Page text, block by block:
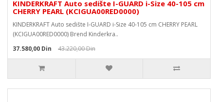
KINDERKRAFT Auto sedište I-GUARD i-Size 40-105 cm
CHERRY PEARL (KCIGUA00RED0000)
KINDERKRAFT Auto sedište I-GUARD i-Size 40-105 cm CHERRY PEARL
(KCIGUA00RED0000) Brend Kinderkra..
37.580,00 Din
43.220,00 Din